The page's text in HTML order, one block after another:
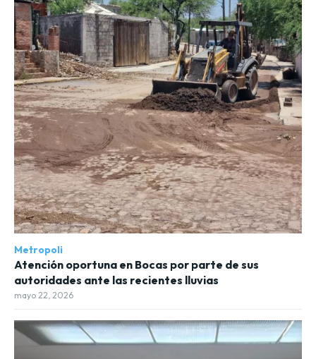
Metropoli
Atención oportuna en Bocas por parte de sus
autoridades ante las recientes lluvias
mayo 22, 2026